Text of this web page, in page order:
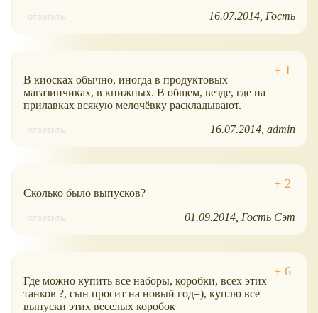
ответить 16.07.2014 Гость
В киосках обычно, иногда в продуктовых
магазинчиках, в книжных. В общем, везде, где на
прилавках всякую мелочёвку раскладывают.
ответить 16.07.2014 admin
Сколько было выпусков?
ответить 01.09.2014 Гость Сэт
Где можно купить все наборы, коробки, всех этих
танков ?, сын просит на новый год=), куплю все
выпуски этих веселых коробок